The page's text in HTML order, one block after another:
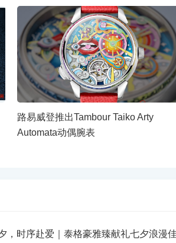
路易威登推出Tambour Taiko Arty
Automata动偶腕表
，时序赴爱｜泰格豪雅臻献礼七夕浪漫